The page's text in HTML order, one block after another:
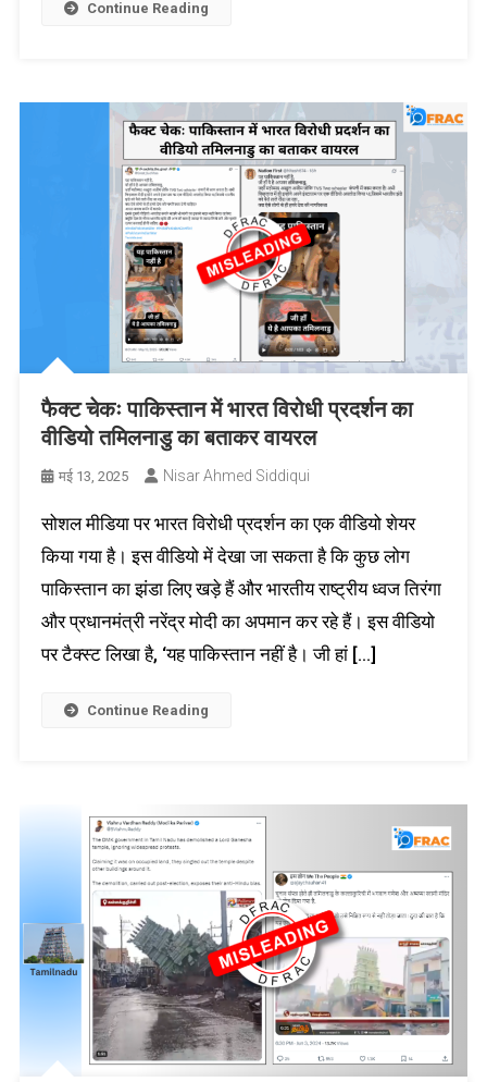
Continue Reading
फैक्ट चेकः पाकिस्तान में भारत विरोधी प्रदर्शन का
वीडियो तमिलनाडु का बताकर वायरल
मई 13, 2025 Nisar Ahmed Siddiqui
सोशल मीडिया पर भारत विरोधी प्रदर्शन का एक वीडियो शेयर
किया गया है। इस वीडियो में देखा जा सकता है कि कुछ लोग
पाकिस्तान का झंडा लिए खड़े हैं और भारतीय राष्ट्रीय ध्वज तिरंगा
और प्रधानमंत्री नरेंद्र मोदी का अपमान कर रहे हैं। इस वीडियो
पर टैक्स्ट लिखा है, ‘यह पाकिस्तान नहीं है। जी हां […]
Continue Reading